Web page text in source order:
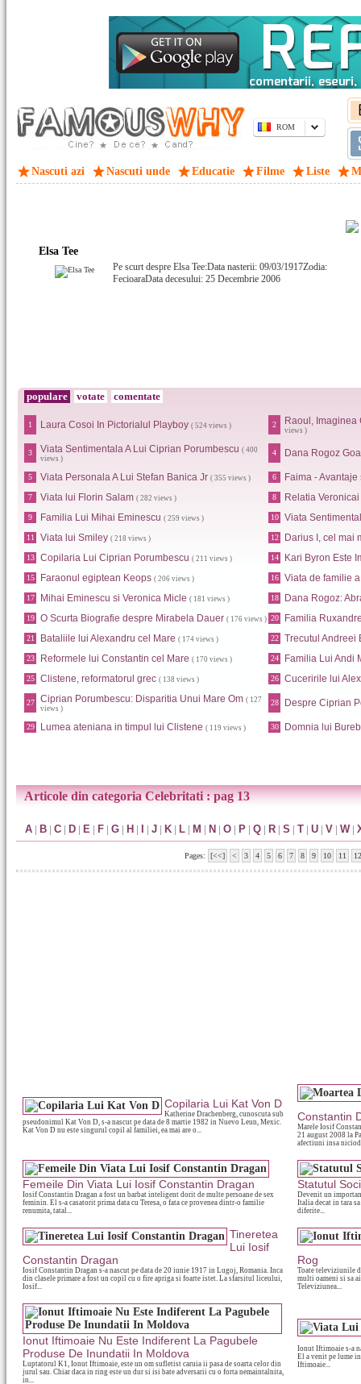
ROM
Nascuti azi Nascuti unde Educatie Filme Liste
Elsa Tee
Pe scurt despre Elsa Tee:Data nasterii: 09/03/1917Zodia:
FecioaraData decesului: 25 Decembrie 2006
populare votate comentate
1 Laura Cosoi In Pictorialul Playboy ( 524 views ) 2 Raoul,
views )
3 Viata Sentimentala A Lui Ciprian Porumbescu ( 400
views )
4 Dana Rogoz
5 Viata Personala A Lui Stefan Banica Jr ( 355 views ) 6 Faima -
7 Viata lui Florin Salam ( 282 views ) 8 Relatia
9 Familia Lui Mihai Eminescu ( 259 views ) 10 Viata
11 Viata lui Smiley ( 218 views ) 12 Darius I, cel mai
13 Copilaria Lui Ciprian Porumbescu ( 211 views ) 14 Kari Byron Este
15 Faraonul egiptean Keops ( 206 views ) 16 Viata de familie
17 Mihai Eminescu si Veronica Micle ( 181 views ) 18 Dana Rogoz:
19 O Scurta Biografie despre Mirabela Dauer ( 176 views ) 20 Familia
21 Bataliile lui Alexandru cel Mare ( 174 views ) 22 Trecutul Andreei
23 Reformele lui Constantin cel Mare ( 170 views ) 24 Familia Lui Andi
25 Clistene, reformatorul grec ( 138 views ) 26 Cuceririle lui
27 Ciprian Porumbescu: Disparitia Unui Mare Om ( 127
views )
28 Despre Ciprian
29 Lumea ateniana in timpul lui Clistene ( 119 views ) 30 Domnia lui
Articole din categoria Celebritati : pag 13
A | B | C | D | E | F | G | H | | J | K | L | M | N | O | P | Q | R | S | T | U | V | W|
Pages: [<<] < 3 4 5 6 7 8 9 10 11 12
Copilaria Lui Kat Von D
Katherine Drachenberg, cunoscuta sub
pseudonimul Kat Von D, s-a nascut pe data de 8 martie 1982 in Nuevo Leun, Mexic.
Kat Von D nu este singurul copil al familiei, ea mai are o...
Constantin
Marele Iosif
21 august 2008 la
afectiuni insa
Femeile Din Viata Lui Iosif Constantin Dragan
Iosif Constantin Dragan a fost un barbat inteligent dorit de multe persoane de sex
feminin. El s-a casatorit prima data cu Teresa, o fata ce provenea dintr-o familie
renumita, tatal...
Statutul
Devenit un
Italia decat in tara
diferite...
Tineretea
Lui Iosif
Constantin Dragan
Iosif Constantin Dragan s-a nascut pe data de 20 iunie 1917 in Lugoj, Romania. Inca
din clasele primare a fost un copil cu o fire apriga si foarte istet. La sfarsitul liceului,
Iosif...
Rog
Toate televiziunile
multi oameni si sa
Televiziunea...
Ionut Iftimoaie Nu Este Indiferent La Pagubele
Produse De Inundatii In Moldova
Luptatorul K1, Ionut Iftimoaie, este un om sufletist caruia ii pasa de soarta celor din
jurul sau. Chiar daca in ring este un dur si isi bate adversarii cu o forta nemaintalnita,
in...
Ionut Iftimoaie s-a
El a venit pe lume
Iftimoaie...